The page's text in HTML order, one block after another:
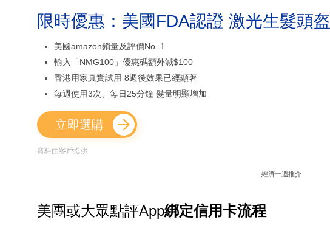
限時優惠：美國FDA認證 激光生髮頭盔
美國amazon鎖量及評價No. 1
輸入「NMG100」優惠碼額外減$100
香港用家真實試用 8週後效果已經顯著
每週使用3次、每日25分鐘 髮量明顯增加
立即選購
資料由客戶提供
經濟一週推介
美團或大眾點評App綁定信用卡流程